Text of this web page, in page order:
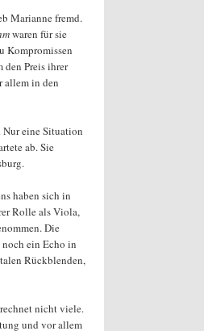
Marianne fremd.
waren für sie
Kompromissen
den Preis ihrer
allem in den
eine Situation
ab. Sie
haben sich in
Rolle als Viola,
Die
ein Echo in
Rückblenden,
nicht viele.
und vor allem